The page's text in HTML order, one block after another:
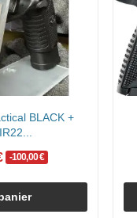
BLACK +
-100,00 €